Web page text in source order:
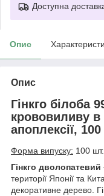
Доступна
Опис
Опис
Гінкго білоба
крововиливу в
апоплексії,
Форма випуску: 100
Гінкго дволопатевий
території Японії та
декоративне дерево.